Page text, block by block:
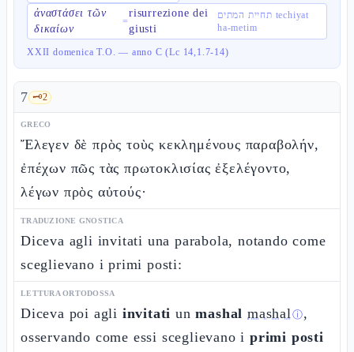
ἀναστάσει τῶν
δικαίων
=
risurrezione dei
giusti
תחיית המתים techiyat
ha-metim
XXII domenica T.O. — anno C (Lc 14,1.7-14)
7 🗝️2
GRECO
Ἔλεγεν δὲ πρὸς τοὺς κεκλημένους παραβολήν,
ἐπέχων πῶς τὰς πρωτοκλισίας ἐξελέγοντο,
λέγων πρὸς αὐτούς·
TRADUZIONE GNOSTICA
Diceva agli invitati una parabola, notando come
sceglievano i primi posti:
LETTURA ORTODOSSA
Diceva poi agli invitati unmashal mashalⓘ,
osservando come essi sceglievano i primi posti